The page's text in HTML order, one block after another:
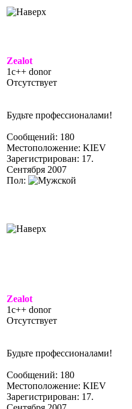
Zealot
1c++ donor
Отсутствует
Будьте профессионалами!
Сообщений: 180
Местоположение: KIEV
Зарегистрирован: 17.
Сентября 2007
Пол:
Zealot
1c++ donor
Отсутствует
Будьте профессионалами!
Сообщений: 180
Местоположение: KIEV
Зарегистрирован: 17.